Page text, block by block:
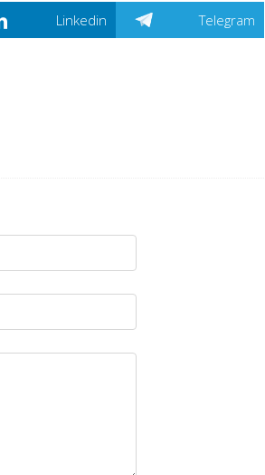
Linkedin Telegram